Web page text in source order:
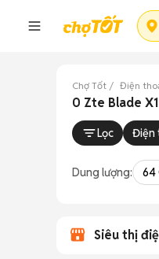
Chợ Tốt Điện
0 Zte Blade
Lọc Điện
Dung lượng: 64
Siêu thị